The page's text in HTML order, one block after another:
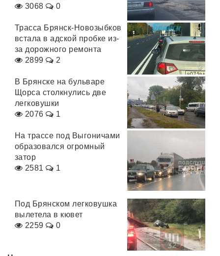
3068
0
Трасса Брянск-Новозыбков
встала в адской пробке из-
за дорожного ремонта
2899
2
В Брянске на бульваре
Щорса столкнулись две
легковушки
2076
1
На трассе под Выгоничами
образовался огромный
затор
2581
1
Под Брянском легковушка
вылетела в кювет
2259
0